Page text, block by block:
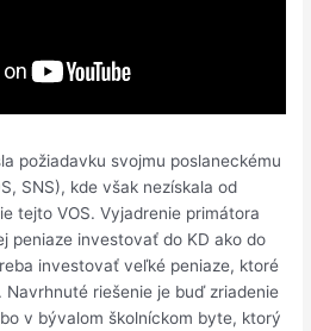
požiadavku svojmu poslaneckému
SNS), kde však nezískala od
tejto VOS. Vyjadrenie primátora
peniaze investovať do KD ako do
investovať veľké peniaze, ktoré
riešenie je buď zriadenie
v bývalom školníckom byte, ktorý